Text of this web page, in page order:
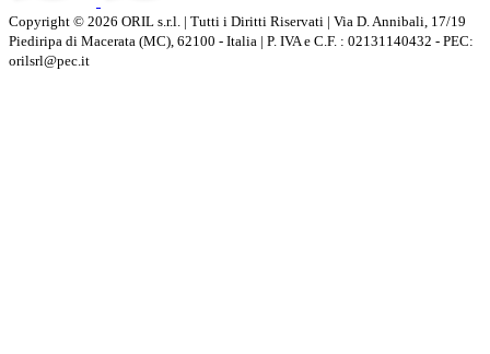
Copyright © 2026 ORIL s.r.l. | Tutti i Diritti Riservati | Via D. Annibali, 17/19
Piediripa di Macerata (MC), 62100 - Italia | P. IVA e C.F. : 02131140432 - PEC:
orilsrl@pec.it